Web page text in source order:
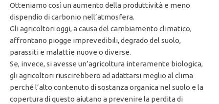
Otteniamo così un aumento della produttività e meno
dispendio di carbonio nell’atmosfera.
Gli agricoltori oggi, a causa del cambiamento climatico,
affrontano piogge imprevedibili, degrado del suolo,
parassiti e malattie nuove o diverse.
Se, invece, si avesse un’agricoltura interamente biologica,
gli agricoltori riuscirebbero ad adattarsi meglio al clima
perché l’alto contenuto di sostanza organica nel suolo e la
copertura di questo aiutano a prevenire la perdita di